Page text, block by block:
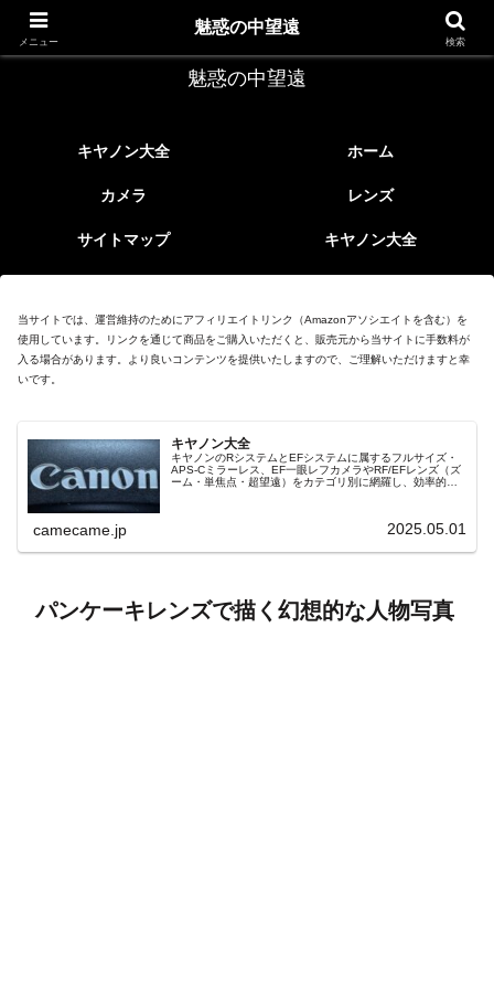
レトロなEFレンズ
魅惑の中望遠
キヤノン大全 ホーム
カメラ レンズ
サイトマップ キヤノン大全
当サイトでは、運営維持のためにアフィリエイトリンク（Amazonアソシエイトを含む）を
使用しています。リンクを通じて商品をご購入いただくと、販売元から当サイトに手数料が
入る場合があります。より良いコンテンツを提供いたしますので、ご理解いただけますと幸
いです。
キヤノン大全
キヤノンのRシステムとEFシステムに属するフルサイズ・
APS-Cミラーレス、EF一眼レフカメラやRF/EFレンズ（ズ
ーム・単焦点・超望遠）をカテゴリ別に網羅し、効率的に
camecame.jp 2025.05.01
パンケーキレンズで描く幻想的な人物写真
メニュー
魅惑の中望遠
検索